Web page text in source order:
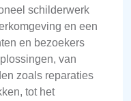
schilderwerk
en een
en bezoekers
van
zoals reparaties
tot het